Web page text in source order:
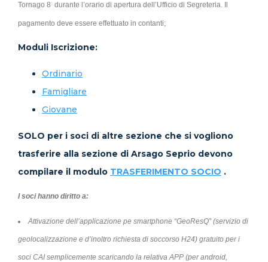
Tornago 8 durante l’orario di apertura dell’Ufficio di Segreteria. Il
pagamento deve essere effettuato in contanti;
Moduli Iscrizione:
Ordinario
Famigliare
Giovane
SOLO per i soci di altre sezione che si vogliono
trasferire alla sezione di Arsago Seprio devono
compilare il modulo TRASFERIMENTO SOCIO .
I soci hanno diritto a:
Attivazione dell’applicazione pe smartphone “GeoResQ” (servizio di
geolocalizzazione e d’inoltro richiesta di soccorso H24) gratuito per i
soci CAI semplicemente scaricando la relativa APP (per android,